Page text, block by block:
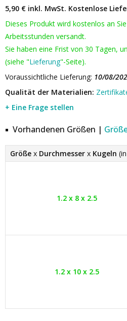
5,90 € inkl. MwSt. Kostenlose
Dieses Produkt wird kostenlos an
Arbeitsstunden versandt.
Sie haben eine Frist von 30 Tagen,
(siehe "Lieferung"-Seite).
Voraussichtliche Lieferung: 10/08/
Qualität der Materialien:
+ Eine Frage stellen
Vorhandenen Größen |
Größe x Durchmesser x Kugeln
1.2 x 8 x 2.5
1.2 x 10 x 2.5